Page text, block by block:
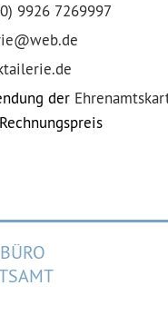
9926 7269997
der